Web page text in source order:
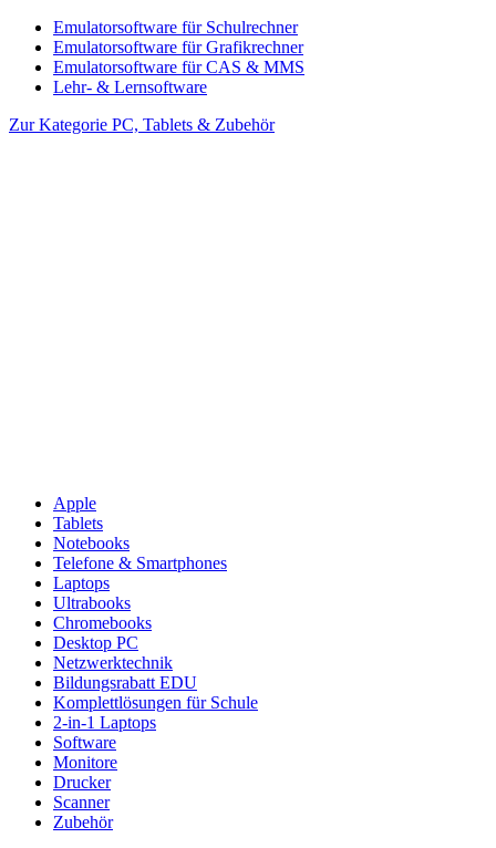
Emulatorsoftware für Schulrechner
Emulatorsoftware für Grafikrechner
Emulatorsoftware für CAS & MMS
Lehr- & Lernsoftware
Zur Kategorie PC, Tablets & Zubehör
Apple
Tablets
Notebooks
Telefone & Smartphones
Laptops
Ultrabooks
Chromebooks
Desktop PC
Netzwerktechnik
Bildungsrabatt EDU
Komplettlösungen für Schule
2-in-1 Laptops
Software
Monitore
Drucker
Scanner
Zubehör